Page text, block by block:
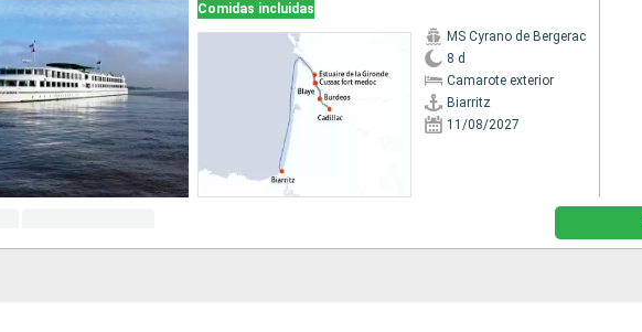
Comidas incluidas
MS Cyrano de Bergerac
8 d
Camarote exterior
Biarritz
11/08/2027